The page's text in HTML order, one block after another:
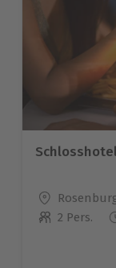
Standort
Anzahl der
2 Pers.